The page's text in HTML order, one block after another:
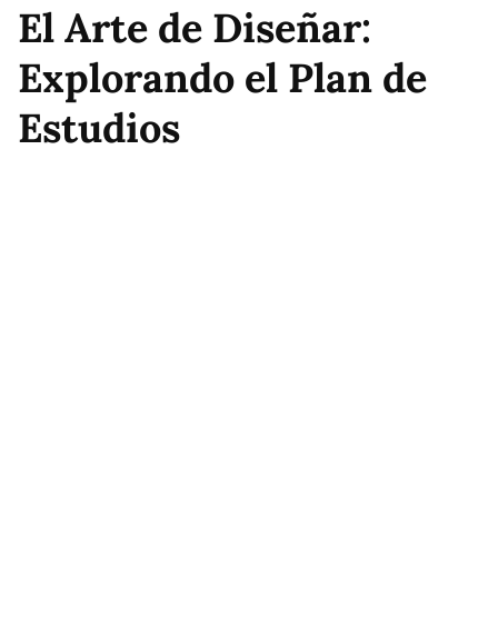
El Arte de Diseñar:
Explorando el Plan de
Estudios